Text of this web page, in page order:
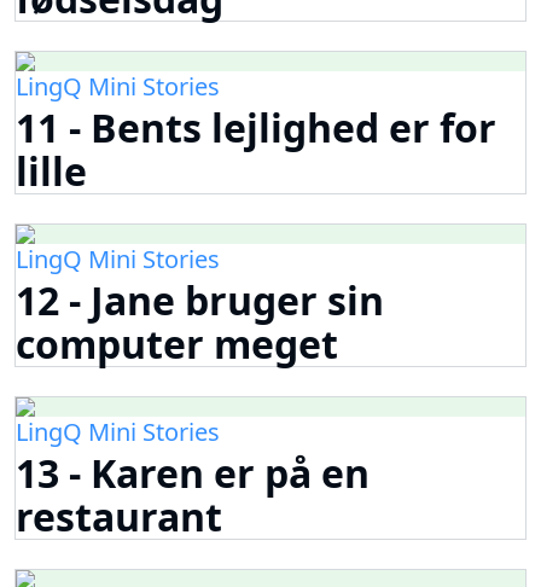
LingQ Mini Stories
11 - Bents lejlighed er for
lille
LingQ Mini Stories
12 - Jane bruger sin
computer meget
LingQ Mini Stories
13 - Karen er på en
restaurant